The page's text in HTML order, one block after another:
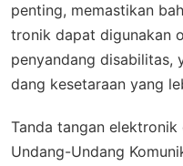
penting, memastikan
tronik dapat digunakan
penyandang disabilitas,
dang kesetaraan yang
Tanda tangan
Undang-Undang